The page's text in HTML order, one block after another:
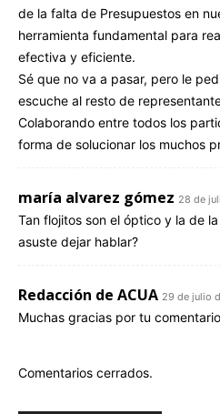
de la falta de Presupuestos en
herramienta fundamental para
efectiva y eficiente.
Sé que no va a pasar, pero le
escuche al resto de
Colaborando entre todos los
forma de solucionar los muchos
maría alvarez gómez 28 de
Tan flojitos son el óptico y la de
asuste dejar hablar?
Redacción de ACUA 29 de julio
Muchas gracias por tu
Comentarios cerrados.